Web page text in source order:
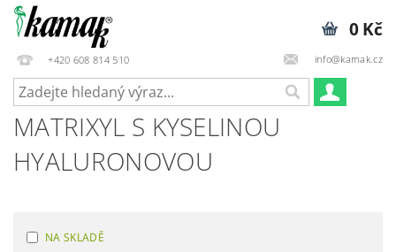
+420 608 814 510 info@kamak.cz
0 Kč
MATRIXYL S KYSELINOU
HYALURONOVOU
NA SKLADĚ